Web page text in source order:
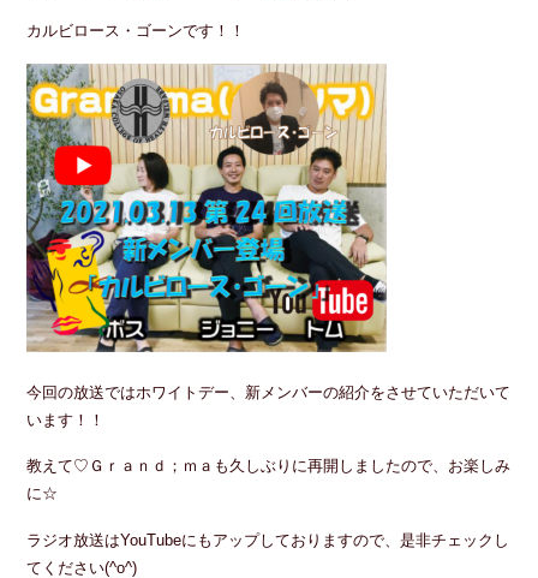
カルビロース・ゴーンです！！
今回の放送ではホワイトデー、新メンバーの紹介をさせていただいて
います！！
教えて♡Ｇｒａｎｄ；ｍａも久しぶりに再開しましたので、お楽しみ
に☆
ラジオ放送はYouTubeにもアップしておりますので、是非チェックし
てください(^o^)